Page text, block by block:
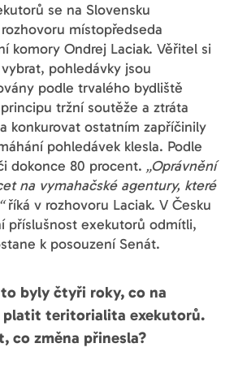
se na Slovensku
místopředseda
komory Ondrej Laciak. Věřitel si
pohledávky jsou
podle trvalého bydliště
tržní soutěže a ztráta
konkurovat ostatním zapříčinily
pohledávek klesla. Podle
dokonce 80 procent. „Oprávnění
na vymahačské agentury, které
říká v rozhovoru Laciak. V Česku
příslušnost exekutorů odmítli,
k posouzení Senát.
byly čtyři roky, co na
platit teritorialita exekutorů.
co změna přinesla?